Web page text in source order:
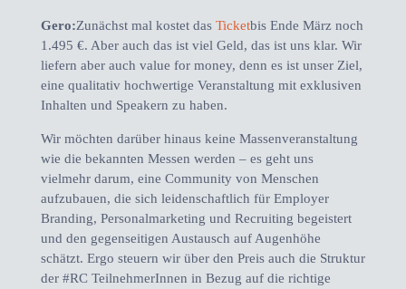
Gero:Zunächst mal kostet das Ticketbis Ende März noch
1.495 €. Aber auch das ist viel Geld, das ist uns klar. Wir
liefern aber auch value for money, denn es ist unser Ziel,
eine qualitativ hochwertige Veranstaltung mit exklusiven
Inhalten und Speakern zu haben.
Wir möchten darüber hinaus keine Massenveranstaltung
wie die bekannten Messen werden – es geht uns
vielmehr darum, eine Community von Menschen
aufzubauen, die sich leidenschaftlich für Employer
Branding, Personalmarketing und Recruiting begeistert
und den gegenseitigen Austausch auf Augenhöhe
schätzt. Ergo steuern wir über den Preis auch die Struktur
der #RC TeilnehmerInnen in Bezug auf die richtige